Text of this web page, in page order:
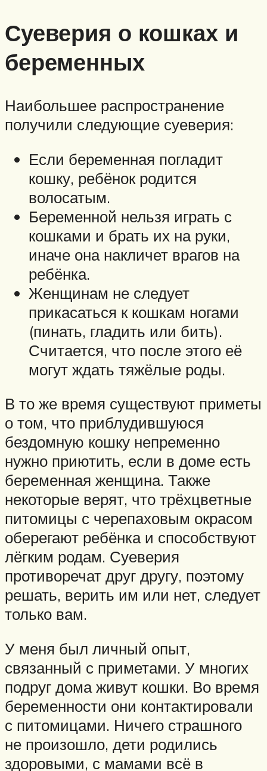
Суеверия о кошках и
беременных
Наибольшее распространение
получили следующие суеверия:
Если беременная погладит
кошку, ребёнок родится
волосатым.
Беременной нельзя играть с
кошками и брать их на руки,
иначе она накличет врагов на
ребёнка.
Женщинам не следует
прикасаться к кошкам ногами
(пинать, гладить или бить).
Считается, что после этого её
могут ждать тяжёлые роды.
В то же время существуют приметы
о том, что приблудившуюся
бездомную кошку непременно
нужно приютить, если в доме есть
беременная женщина. Также
некоторые верят, что трёхцветные
питомицы с черепаховым окрасом
оберегают ребёнка и способствуют
лёгким родам. Суеверия
противоречат друг другу, поэтому
решать, верить им или нет, следует
только вам.
У меня был личный опыт,
связанный с приметами. У многих
подруг дома живут кошки. Во время
беременности они контактировали
с питомицами. Ничего страшного
не произошло, дети родились
здоровыми, с мамами всё в